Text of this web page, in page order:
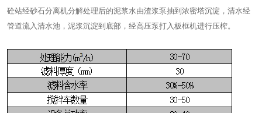
砼站经砂石分离机分解处理后的泥浆水由渣浆泵抽到浓密塔沉淀，清水经
管道流入清水池，泥浆沉淀到底部，经高压泵打入板框机进行压榨。